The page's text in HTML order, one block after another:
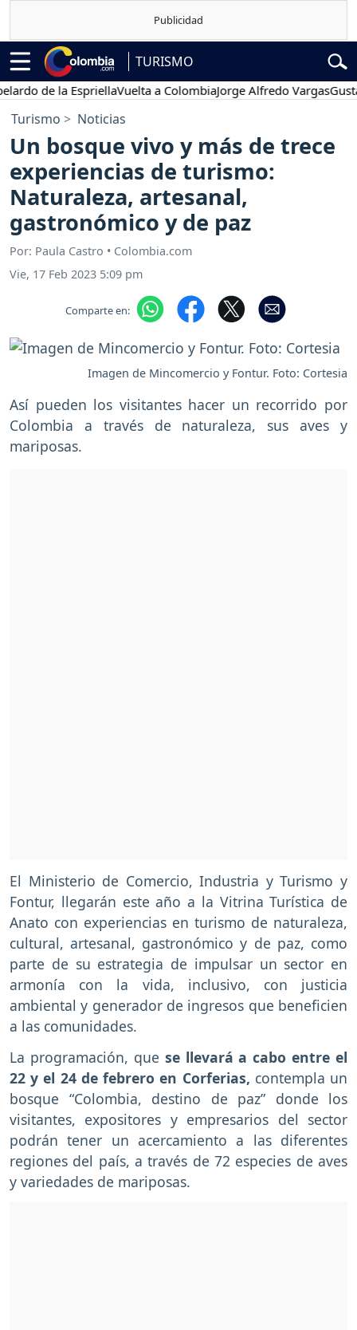
TURISMO
de la EspriellaVuelta a ColombiaJorge Alfredo VargasGustavo
Turismo Noticias
Un bosque vivo y más de trece
experiencias de turismo:
Naturaleza, artesanal,
gastronómico y de paz
Por: Paula Castro • Colombia.com
Vie, 17 Feb 2023 5:09 pm
Comparte en:
Imagen de Mincomercio y Fontur. Foto: Cortesia
Así pueden los visitantes hacer un recorrido por
Colombia a través de naturaleza, sus aves y
mariposas.
El Ministerio de Comercio, Industria y Turismo y
Fontur, llegarán este año a la Vitrina Turística de
Anato con experiencias en turismo de naturaleza,
cultural, artesanal, gastronómico y de paz, como
parte de su estrategia de impulsar un sector en
armonía con la vida, inclusivo, con justicia
ambiental y generador de ingresos que beneficien
a las comunidades.
La programación, que se llevará a cabo entre el
22 y el 24 de febrero en Corferias, contempla un
bosque “Colombia, destino de paz” donde los
visitantes, expositores y empresarios del sector
podrán tener un acercamiento a las diferentes
regiones del país, a través de 72 especies de aves
y variedades de mariposas.